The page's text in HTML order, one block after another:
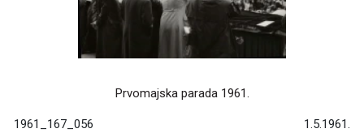
Prvomajska parada 1961.
1961_167_056 1.5.1961.